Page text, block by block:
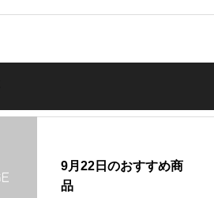
9月22日のおすすめ商
品